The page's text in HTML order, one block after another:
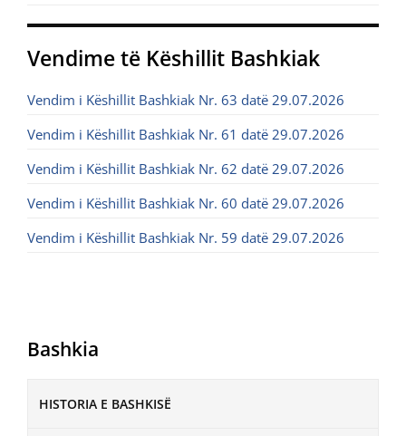
Bashkia
HISTORIA E BASHKISË
Vendime të Këshillit Bashkiak
Vendim i Këshillit Bashkiak Nr. 63 datë 29.07.2026
Vendim i Këshillit Bashkiak Nr. 61 datë 29.07.2026
Vendim i Këshillit Bashkiak Nr. 62 datë 29.07.2026
Vendim i Këshillit Bashkiak Nr. 60 datë 29.07.2026
Vendim i Këshillit Bashkiak Nr. 59 datë 29.07.2026